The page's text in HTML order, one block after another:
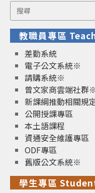
Search
for:
教職員專區
差勤系統
電子公文系統※
請購系統※
曾文家商雲端社群
新課綱推動相關規
公開授課專區
本土語課程
資通安全維護專區
ODF專區
舊版公文系統※
學生專區